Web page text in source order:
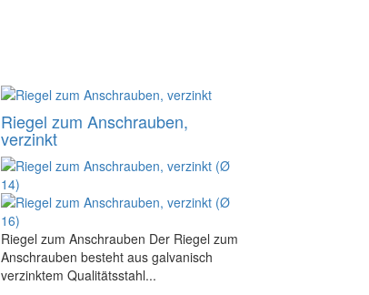
Riegel zum Anschrauben,
verzinkt
Riegel zum Anschrauben Der Riegel zum
Anschrauben besteht aus galvanisch
verzinktem Qualitätsstahl...